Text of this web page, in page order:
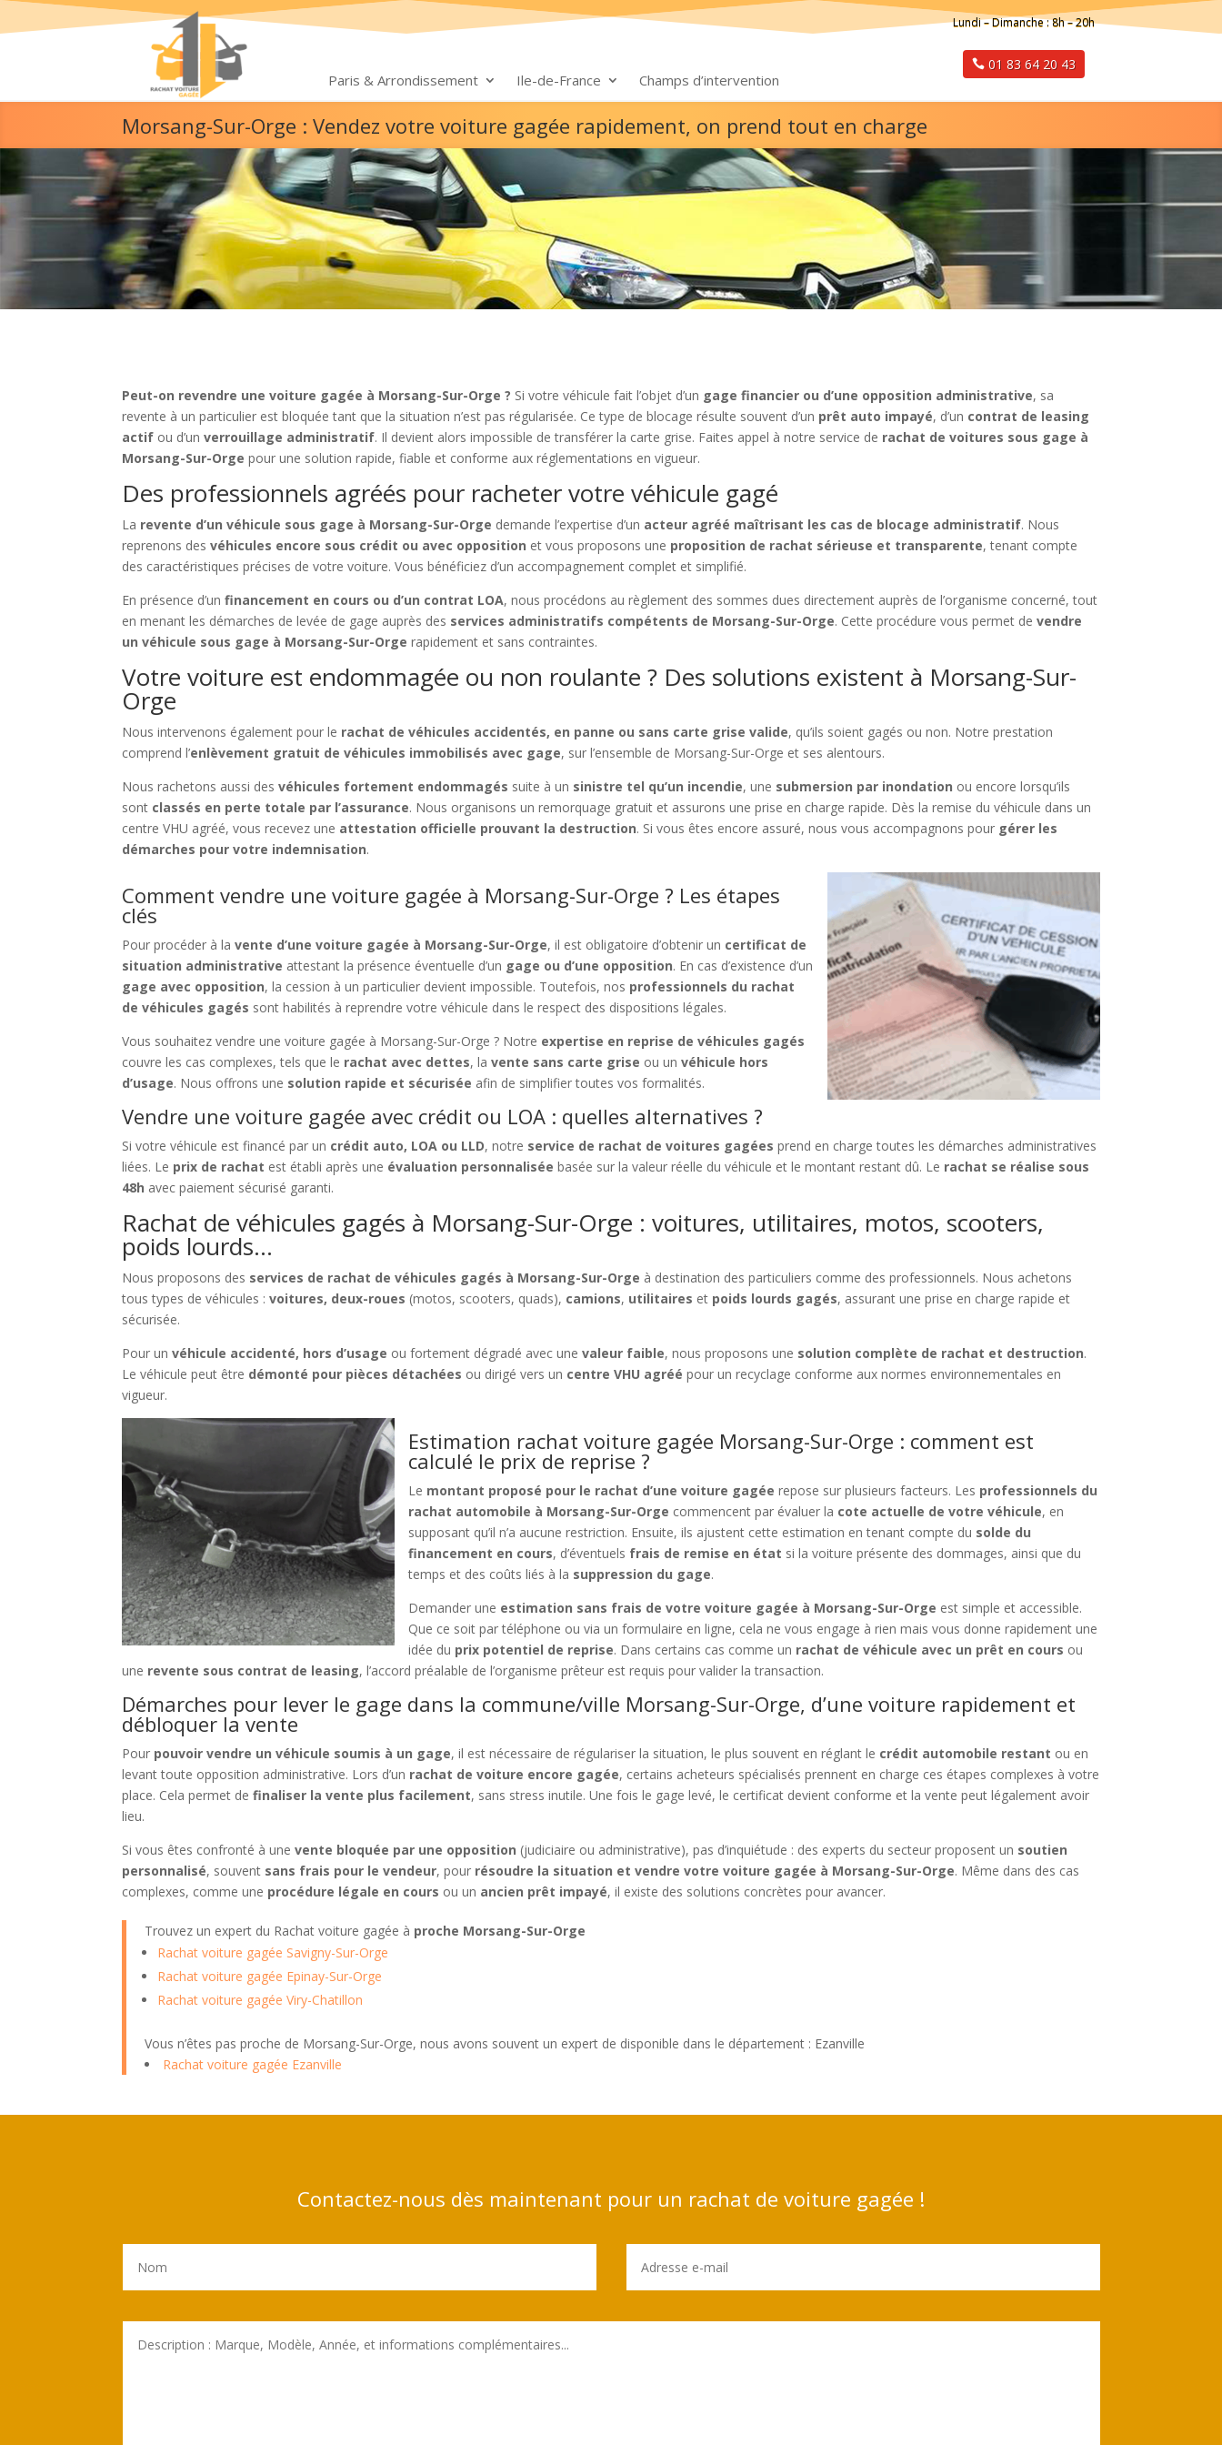
Paris & Arrondissement Ile-de-France Champs d’intervention
Lundi – Dimanche : 8h – 20h
01 83 64 20 43
Morsang-Sur-Orge : Vendez votre voiture gagée rapidement, on prend tout en charge
Peut-on revendre une voiture gagée à Morsang-Sur-Orge ? Si votre véhicule fait l’objet d’un gage financier ou d’une opposition administrative, sa
revente à un particulier est bloquée tant que la situation n’est pas régularisée. Ce type de blocage résulte souvent d’un prêt auto impayé, d’un contrat de leasing
actif ou d’unverrouillage administratif. Il devient alors impossible de transférer la carte grise. Faites appel à notre service de rachat de voitures sous gage à
Morsang-Sur-Orge pour une solution rapide, fiable et conforme aux réglementations en vigueur.
Des professionnels agréés pour racheter votre véhicule gagé
La revente d’un véhicule sous gage à Morsang-Sur-Orge demande l’expertise d’un acteur agréé maîtrisant les cas de blocage administratif. Nous
reprenons desvéhicules encore sous crédit ou avec opposition et vous proposons une proposition de rachat sérieuse et transparente, tenant compte
des caractéristiques précises de votre voiture. Vous bénéficiez d’un accompagnement complet et simplifié.
En présence d’unfinancement en cours ou d’un contrat LOA, nous procédons au règlement des sommes dues directement auprès de l’organisme concerné, tout
en menant les démarches de levée de gage auprès des services administratifs compétents de Morsang-Sur-Orge. Cette procédure vous permet devendre
un véhicule sous gage à Morsang-Sur-Orge rapidement et sans contraintes.
Votre voiture est endommagée ou non roulante ? Des solutions existent à Morsang-Sur-
Orge
Nous intervenons également pour le rachat de véhicules accidentés, en panne ou sans carte grise valide, qu’ils soient gagés ou non. Notre prestation
comprend l’enlèvement gratuit de véhicules immobilisés avec gage, sur l’ensemble de Morsang-Sur-Orge et ses alentours.
Nous rachetons aussi desvéhicules fortement endommagés suite à un sinistre tel qu’un incendie, une submersion par inondation ou encore lorsqu’ils
sont classés en perte totale par l’assurance. Nous organisons un remorquage gratuit et assurons une prise en charge rapide. Dès la remise du véhicule dans un
centre VHU agréé, vous recevez une attestation officielle prouvant la destruction. Si vous êtes encore assuré, nous vous accompagnons pour gérer les
démarches pour votre indemnisation.
Comment vendre une voiture gagée à Morsang-Sur-Orge ? Les étapes
clés
Pour procéder à lavente d’une voiture gagée à Morsang-Sur-Orge, il est obligatoire d’obtenir un certificat de
situation administrative attestant la présence éventuelle d’un gage ou d’une opposition. En cas d’existence d’un
gage avec opposition, la cession à un particulier devient impossible. Toutefois, nos professionnels du rachat
de véhicules gagés sont habilités à reprendre votre véhicule dans le respect des dispositions légales.
Vous souhaitez vendre une voiture gagée à Morsang-Sur-Orge ? Notre expertise en reprise de véhicules gagés
couvre les cas complexes, tels que le rachat avec dettes, lavente sans carte grise ou unvéhicule hors
d’usage. Nous offrons une solution rapide et sécurisée afin de simplifier toutes vos formalités.
Vendre une voiture gagée avec crédit ou LOA : quelles alternatives ?
Si votre véhicule est financé par un crédit auto, LOA ou LLD, notre service de rachat de voitures gagées prend en charge toutes les démarches administratives
liées. Le prix de rachat est établi après une évaluation personnalisée basée sur la valeur réelle du véhicule et le montant restant dû. Le rachat se réalise sous
48h avec paiement sécurisé garanti.
Rachat de véhicules gagés à Morsang-Sur-Orge : voitures, utilitaires, motos, scooters,
poids lourds…
Nous proposons des services de rachat de véhicules gagés à Morsang-Sur-Orge à destination des particuliers comme des professionnels. Nous achetons
tous types de véhicules :voitures, deux-roues (motos, scooters, quads), camions, utilitaires et poids lourds gagés, assurant une prise en charge rapide et
sécurisée.
Pour unvéhicule accidenté, hors d’usage ou fortement dégradé avec unevaleur faible, nous proposons une solution complète de rachat et destruction.
Le véhicule peut être démonté pour pièces détachées ou dirigé vers un centre VHU agréé pour un recyclage conforme aux normes environnementales en
vigueur.
Estimation rachat voiture gagée Morsang-Sur-Orge : comment est
calculé le prix de reprise ?
Le montant proposé pour le rachat d’une voiture gagée repose sur plusieurs facteurs. Les professionnels du
rachat automobile à Morsang-Sur-Orge commencent par évaluer la cote actuelle de votre véhicule, en
supposant qu’il n’a aucune restriction. Ensuite, ils ajustent cette estimation en tenant compte du solde du
financement en cours, d’éventuels frais de remise en état si la voiture présente des dommages, ainsi que du
temps et des coûts liés à la suppression du gage.
Demander une estimation sans frais de votre voiture gagée à Morsang-Sur-Orge est simple et accessible.
Que ce soit par téléphone ou via un formulaire en ligne, cela ne vous engage à rien mais vous donne rapidement une
idée du prix potentiel de reprise. Dans certains cas comme un rachat de véhicule avec un prêt en cours ou
une revente sous contrat de leasing, l’accord préalable de l’organisme prêteur est requis pour valider la transaction.
Démarches pour lever le gage dans la commune/ville Morsang-Sur-Orge, d’une voiture rapidement et
débloquer la vente
Pour pouvoir vendre un véhicule soumis à un gage, il est nécessaire de régulariser la situation, le plus souvent en réglant le crédit automobile restant ou en
levant toute opposition administrative. Lors d’un rachat de voiture encore gagée, certains acheteurs spécialisés prennent en charge ces étapes complexes à votre
place. Cela permet definaliser la vente plus facilement, sans stress inutile. Une fois le gage levé, le certificat devient conforme et la vente peut légalement avoir
lieu.
Si vous êtes confronté à unevente bloquée par une opposition (judiciaire ou administrative), pas d’inquiétude : des experts du secteur proposent un soutien
personnalisé, souvent sans frais pour le vendeur, pour résoudre la situation et vendre votre voiture gagée à Morsang-Sur-Orge. Même dans des cas
complexes, comme une procédure légale en cours ou un ancien prêt impayé, il existe des solutions concrètes pour avancer.
Trouvez un expert du Rachat voiture gagée à proche Morsang-Sur-Orge
Rachat voiture gagée Savigny-Sur-Orge
Rachat voiture gagée Epinay-Sur-Orge
Rachat voiture gagée Viry-Chatillon
Vous n’êtes pas proche de Morsang-Sur-Orge, nous avons souvent un expert de disponible dans le département : Ezanville
Rachat voiture gagée Ezanville
Contactez-nous dès maintenant pour un rachat de voiture gagée !